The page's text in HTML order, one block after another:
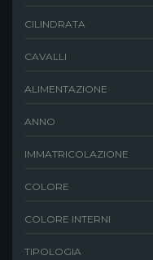
CILINDRATA
CAVALLI
ALIMENTAZIONE
ANNO
IMMATRICOLAZIONE
COLORE
COLORE INTERNI
TIPOLOGIA